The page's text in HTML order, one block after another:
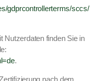
gdprcontrollerterms/sccs/
Nutzer­dat­en find­en Sie in
.
nach dem